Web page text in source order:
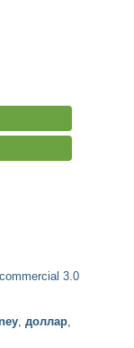
3.0
, доллар,